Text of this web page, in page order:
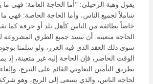
يقول وهبة الزحيلي: “أما الحاجة العامة: فهي ما
شاملاً لجميع الناس، وأما الحاجة الخاصة: فهي ما
خاصاً بطائفة من الناس كأهل بلد أو حرفة كما
الحاجة متعينة: أن تنسد جميع الطرق
سوى ذلك العقد الذي فيه الغرر، ولو سلمنا
الوقت الحاضر، فإن الحاجة إليه غير متعينة،
بطريق التأمين التعاوني القائم على التبرع،
لحاجة الناس، والذي يسعى إلى الربح، وهو